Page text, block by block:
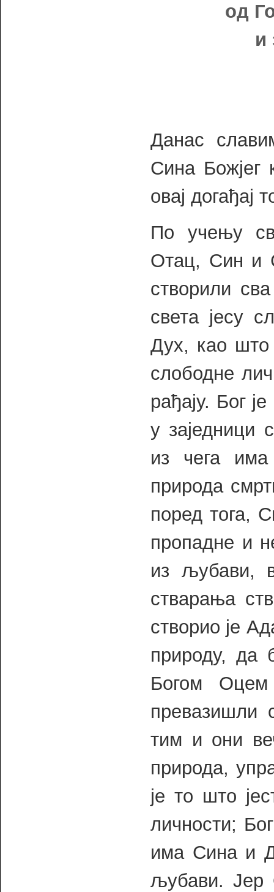
од
и
Данас
Сина Божјег
овај
По учењу
Отац, Син и
створили
света јесу
Дух, као што
слободне
рађају. Бог
у заједници
из чега
природа
поред тога,
пропадне и
из љубави,
стварања
створио је
природу, да
Богом
превазишли
тим и они
природа,
је то што
личности;
има Сина и
љубави. Јер